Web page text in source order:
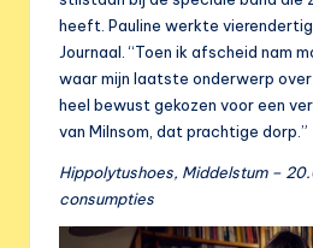
heeft. Pauline werkte
Journaal. “Toen ik afscheid nam
waar mijn laatste onderwerp over
heel bewust gekozen voor een
van Milnsom, dat prachtige dorp.”
Hippolytushoes, Middelstum –
consumpties